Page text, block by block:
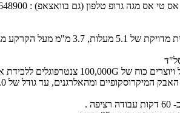
מגה גרופ טלפון (גם בוואצאפ) : 050-7648900
נסתרים לעין.